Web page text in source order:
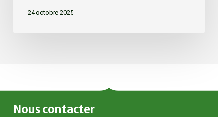
24 octobre 2025
Nouscontacter